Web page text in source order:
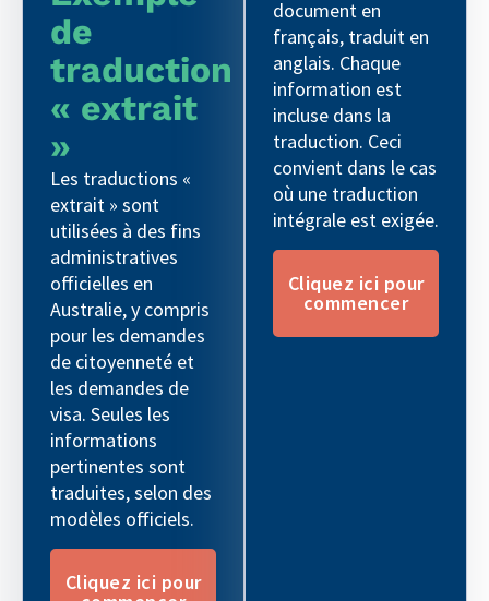
de
traduction
« extrait
»
Les traductions «
extrait » sont
utilisées à des fins
administratives
officielles en
Australie, y compris
pour les demandes
de citoyenneté et
les demandes de
visa. Seules les
informations
pertinentes sont
traduites, selon des
modèles officiels.
Cliquez ici pour
document en
français, traduit en
anglais. Chaque
information est
incluse dans la
traduction. Ceci
convient dans le cas
où une traduction
intégrale est exigée.
Cliquez ici pour
commencer